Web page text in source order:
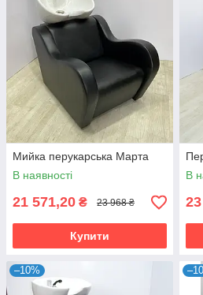
Мийка перукарська Марта
В наявності
21 571,20 ₴ 23 968 ₴
Купити
В
–10%